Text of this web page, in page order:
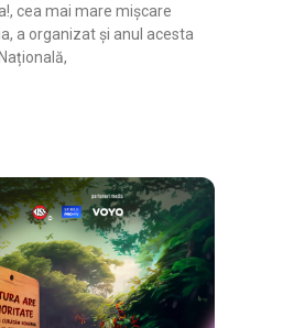
cea mai mare mișcare
a organizat și anul acesta